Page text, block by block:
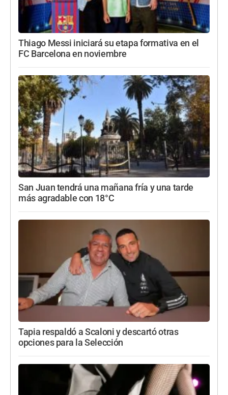
Thiago Messi iniciará su etapa formativa en el
FC Barcelona en noviembre
San Juan tendrá una mañana fría y una tarde
más agradable con 18°C
Tapia respaldó a Scaloni y descartó otras
opciones para la Selección